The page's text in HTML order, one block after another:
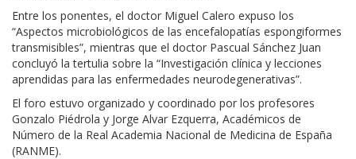
Entre los ponentes, el doctor Miguel Calero expuso los
“Aspectos microbiológicos de las encefalopatías espongiformes
transmisibles”, mientras que el doctor Pascual Sánchez Juan
concluyó la tertulia sobre la “Investigación clínica y lecciones
aprendidas para las enfermedades neurodegenerativas”.
El foro estuvo organizado y coordinado por los profesores
Gonzalo Piédrola y Jorge Alvar Ezquerra, Académicos de
Número de la Real Academia Nacional de Medicina de España
(RANME).